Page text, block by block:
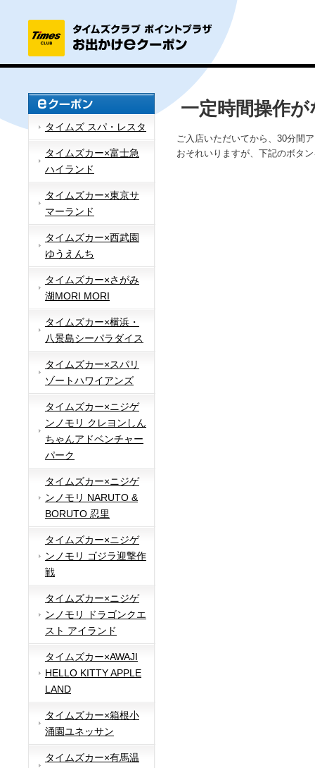
タイムズ スパ・レスタ
タイムズカー×富士急
ハイランド
タイムズカー×東京サ
マーランド
タイムズカー×西武園
ゆうえんち
タイムズカー×さがみ
湖MORI MORI
タイムズカー×横浜・
八景島シーパラダイス
タイムズカー×スパリ
ゾートハワイアンズ
タイムズカー×ニジゲ
ンノモリ クレヨンしん
ちゃんアドベンチャー
パーク
タイムズカー×ニジゲ
ンノモリ NARUTO &
BORUTO 忍里
タイムズカー×ニジゲ
ンノモリ ゴジラ迎撃作
戦
タイムズカー×ニジゲ
ンノモリ ドラゴンクエ
スト アイランド
タイムズカー×AWAJI
HELLO KITTY APPLE
LAND
タイムズカー×箱根小
涌園ユネッサン
タイムズカー×有馬温
一定時間操作
ご入店いただいてから、30分間
おそれいりますが、下記のボタ